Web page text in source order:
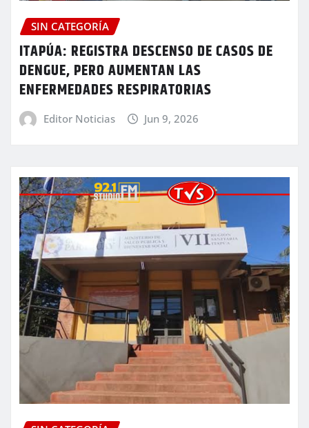
SIN CATEGORÍA
ITAPÚA: REGISTRA DESCENSO DE CASOS DE
DENGUE, PERO AUMENTAN LAS
ENFERMEDADES RESPIRATORIAS
Editor Noticias Jun 9, 2026